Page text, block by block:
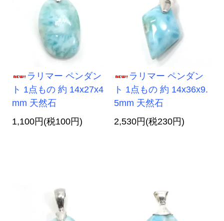
ラリマー ペンダン
ト 1点もの 約 14x27x4
mm 天然石
1,100円(税100円)
ラリマー ペンダン
ト 1点もの 約 14x36x9.
5mm 天然石
2,530円(税230円)